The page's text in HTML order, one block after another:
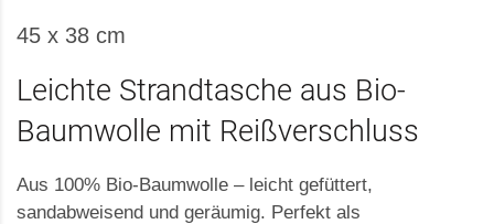
45 x 38 cm
Leichte Strandtasche aus Bio-
Baumwolle mit Reißverschluss
Aus 100% Bio-Baumwolle – leicht gefüttert,
sandabweisend und geräumig. Perfekt als